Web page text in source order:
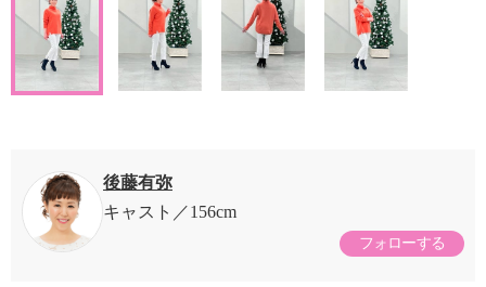
後藤有弥
キャスト
156cm
フォローする